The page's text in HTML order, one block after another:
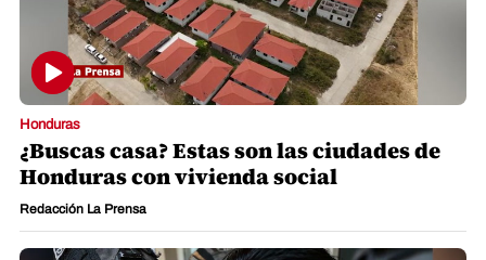
Honduras
¿Buscas casa? Estas son las ciudades de
Honduras con vivienda social
Redacción La Prensa